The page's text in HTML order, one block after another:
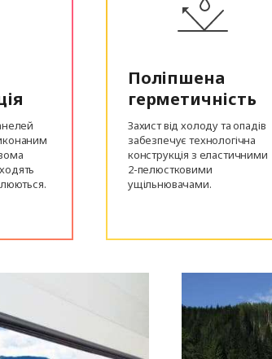
Поліпшена
герметичність
Захист від холоду та опадів
забезпечує технологічна
конструкція з еластичними
2-пелюстковими
ущільнювачами.